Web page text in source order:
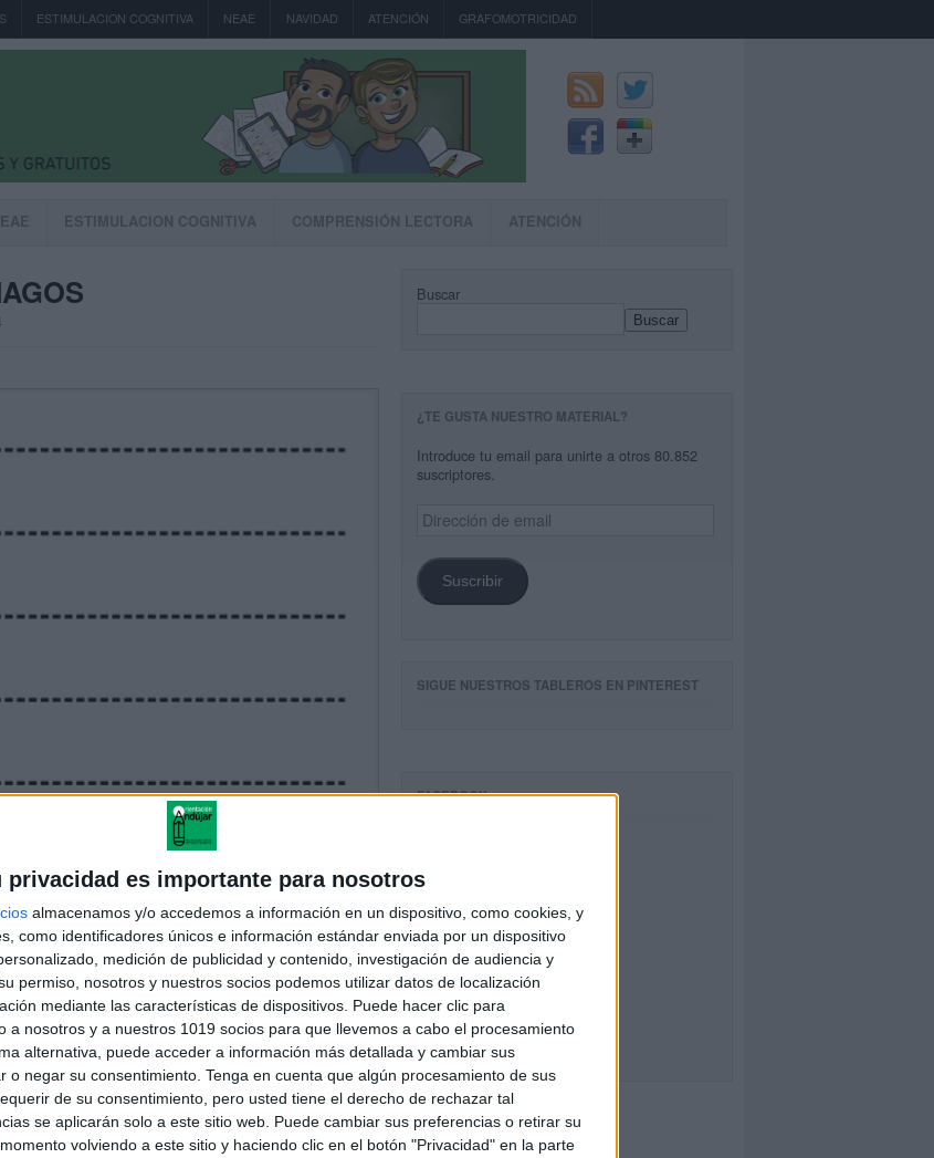
privacidad es importante para nosotros
almacenamos y/o accedemos a información en un dispositivo, como cookies, y
como identificadores únicos e información estándar enviada por un dispositivo
medición de publicidad y contenido, investigación de audiencia y
permiso, nosotros y nuestros socios podemos utilizar datos de localización
mediante las características de dispositivos. Puede hacer clic para
a nosotros y a nuestros 1019 socios para que llevemos a cabo el procesamiento
alternativa, puede acceder a información más detallada y cambiar sus
o negar su consentimiento. Tenga en cuenta que algún procesamiento de sus
de su consentimiento, pero usted tiene el derecho de rechazar tal
se aplicarán solo a este sitio web. Puede cambiar sus preferencias o retirar su
volviendo a este sitio y haciendo clic en el botón "Privacidad" en la parte
ESTIMULACION COGNITIVA NEAE NAVIDAD ATENCIÓN GRAFOMOTRICIDAD
ESTIMULACION COGNITIVA COMPRENSIÓN LECTORA ATENCIÓN
Buscar
Buscar
¿TE GUSTA NUESTRO MATERIAL?
Introduce tu email para unirte a otros 80.852
suscriptores.
Dirección
de
Suscribir
SIGUE NUESTROS TABLEROS EN PINTEREST
FACEBOOK